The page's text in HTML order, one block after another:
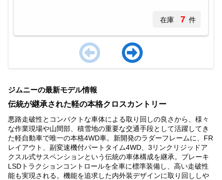
在庫 7 件
of
4
ジムニーの最新モデル情報
伝統が継承された軽の本格クロスカントリー
悪路走破性とコンパクトな車体による取り回しの良さから、様々
な作業現場や山間部、積雪地の重要な交通手段として活躍してき
た軽自動車で唯一の本格4WD車。新開発のラダーフレームに、FR
レイアウト、副変速機付パートタイム4WD、3リンクリジッドア
クスル式サスペンションという伝統の車体構成を継承。ブレーキ
LSDトラクションコントロールを全車に標準装備し、高い走破性
能も実現される。機能を追求した内外装デザインに取り回ししや